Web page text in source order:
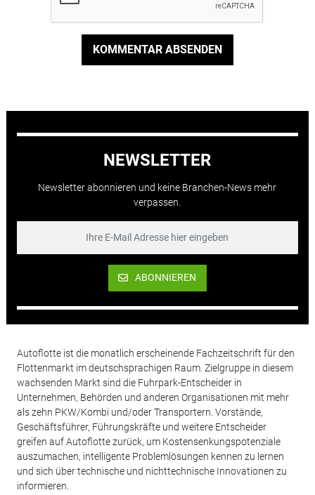
KOMMENTAR ABSENDEN
NEWSLETTER
Newsletter abonnieren und keine Branchen-News mehr
verpassen.
ABONNIEREN
Autoflotte ist die monatlich erscheinende Fachzeitschrift für den
Flottenmarkt im deutschsprachigen Raum. Zielgruppe in diesem
wachsenden Markt sind die Fuhrpark-Entscheider in
Unternehmen, Behörden und anderen Organisationen mit mehr
als zehn PKW/Kombi und/oder Transportern. Vorstände,
Geschäftsführer, Führungskräfte und weitere Entscheider
greifen auf Autoflotte zurück, um Kostensenkungspotenziale
auszumachen, intelligente Problemlösungen kennen zu lernen
und sich über technische und nichttechnische Innovationen zu
informieren.